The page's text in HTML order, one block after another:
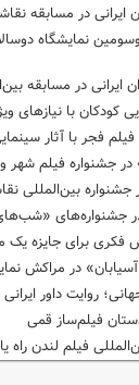
نمایشگاه
کودکان با
فجر با آثار
فیلم شهر و
بین‌المللی
جشنواره‌های
فکری برای جایزه یک
در مراکش
روایت داور ایرانی
فیلم‌ساز قمی
فیلم لندن راه